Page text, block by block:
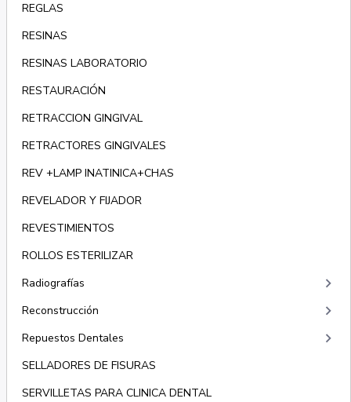
REGLAS
RESINAS
RESINAS LABORATORIO
RESTAURACIÓN
RETRACCION GINGIVAL
RETRACTORES GINGIVALES
REV +LAMP INATINICA+CHAS
REVELADOR Y FIJADOR
REVESTIMIENTOS
ROLLOS ESTERILIZAR
Radiografías
keyboard_arrow_right
Reconstrucción keyboard_arrow_right
Repuestos Dentales keyboard_arrow_right
SELLADORES DE FISURAS
SERVILLETAS PARA CLINICA DENTAL